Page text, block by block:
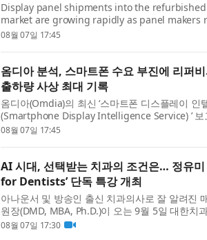
Display panel shipments into the
market are growing rapidly as panel makers
capacity away from slowing demand from
08월 07일 17:45
옴디아 분석, 스마트폰 수요 부진에 리퍼
출하량 사상 최대 기록
옴디아(Omdia)의 최신 ‘스마트폰 디스플레이 인
(Smartphone Display Intelligence Service) ’ 보
제조업체들이 스마트폰 제조사의 수요 둔화에
08월 07일 17:45
AI 시대, 선택받는 치과의 조건은… 정유
for Dentists’ 단독 특강 개최
아나운서 및 방송인 출신 치과의사로 잘 알려진
원장(DMD, MBA, Ph.D.)이 오는 9월 5일 대한치
(KADA) 주최 ‘mini-MBA Essentials for
08월 07일 17:30